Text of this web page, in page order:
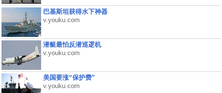
巴基斯坦获得水下神器
v.youku.com
潜艇最怕反潜巡逻机
v.youku.com
美国要涨“保护费”
v.youku.com